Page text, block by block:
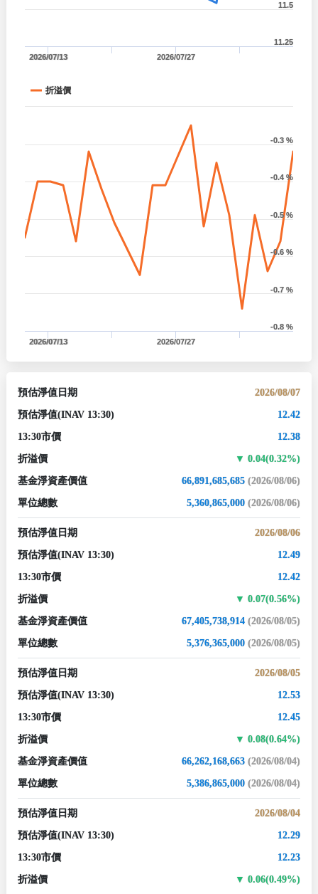
2026/07/13 2026/07/27
11.25
11.5
折溢價
2026/07/13 2026/07/27
-0.8 %
-0.7 %
-0.6 %
-0.5 %
-0.4 %
-0.3 %
預估淨值日期 2026/08/07
預估淨值(INAV 13:30) 12.42
13:30市價 12.38
折溢價 0.04(0.32%)
基金淨資產價值 66,891,685,685 (2026/08/06)
單位總數 5,360,865,000 (2026/08/06)
預估淨值日期 2026/08/06
預估淨值(INAV 13:30) 12.49
13:30市價 12.42
折溢價 0.07(0.56%)
基金淨資產價值 67,405,738,914 (2026/08/05)
單位總數 5,376,365,000 (2026/08/05)
預估淨值日期 2026/08/05
預估淨值(INAV 13:30) 12.53
13:30市價 12.45
折溢價 0.08(0.64%)
基金淨資產價值 66,262,168,663 (2026/08/04)
單位總數 5,386,865,000 (2026/08/04)
預估淨值日期 2026/08/04
預估淨值(INAV 13:30) 12.29
13:30市價 12.23
折溢價 0.06(0.49%)